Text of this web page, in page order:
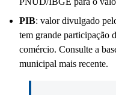
PIB: valor divulgado
tem grande participação
comércio. Consulte a
municipal mais recente.